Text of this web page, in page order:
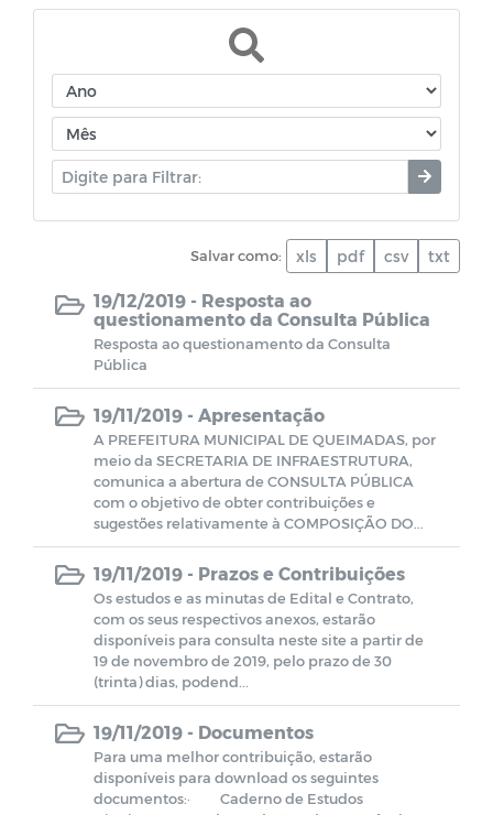
Relação dos vacinados
Boletim Epidemiológico
Farmácia de Medicamentos Especiais
Planos e Relatórios
Unidades de Saúde
Pareceres do TCE-PB
SELEÇÃO DE GESTORES ESCOLARES E
GESTORES ESCOLARES ADJUNTOS
Documentos
LEILÃO
Salvar como: xls pdf csv txt
19/12/2019 - Resposta ao
questionamento da Consulta Pública
Resposta ao questionamento da Consulta
Pública
19/11/2019 - Apresentação
A PREFEITURA MUNICIPAL DE QUEIMADAS, por
meio da SECRETARIA DE INFRAESTRUTURA,
comunica a abertura de CONSULTA PÚBLICA
com o objetivo de obter contribuições e
sugestões relativamente à COMPOSIÇÃO DO...
19/11/2019 - Prazos e Contribuições
Os estudos e as minutas de Edital e Contrato,
com os seus respectivos anexos, estarão
disponíveis para consulta neste site a partir de
19 de novembro de 2019, pelo prazo de 30
(trinta) dias, podend...
19/11/2019 - Documentos
Para uma melhor contribuição, estarão
disponíveis para download os seguintes
documentos:· Caderno de Estudos